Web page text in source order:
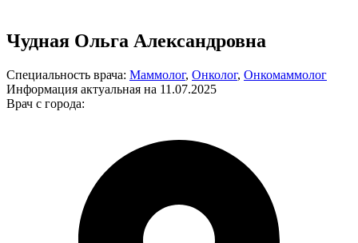
Чудная Ольга Александровна
Специальность врача: Маммолог, Онколог, Онкомаммолог
Информация актуальная на 11.07.2025
Врач с города: